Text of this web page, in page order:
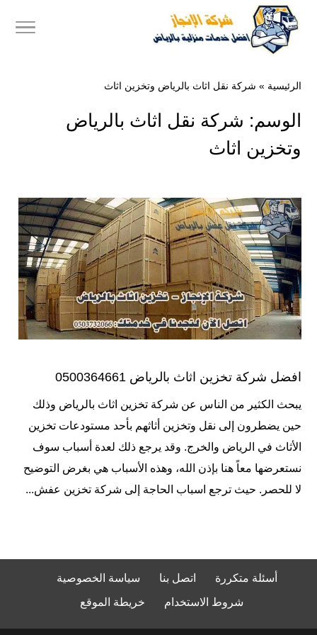
الرئيسية » شركة نقل اثاث بالرياض وتخزين اثاث
الوسم: شركة نقل اثاث بالرياض
وتخزين اثاث
افضل شركة تخزين اثاث بالرياض 0500364661
يبحث الكثير من الناس عن شركة تخزين اثاث بالرياض وذلك
حين يضطرون إلى نقل وتخزين أثاثهم بأحد مستودعات تخزين
الأثاث في الرياض والخرج. وقد يرجع ذلك لعدة أسباب سوف
نستعرضها معاً هنا بإذن الله، وهذه الأسباب هي بغرض التوضيح
لا للحصر. حيث ترجع اسباب الحاجة إلى شركة تخزين عفش...
أسئلة متكررة اتصل بنا
سياسة الخصوصية
شروط الاستخدام
خريطة الموقع